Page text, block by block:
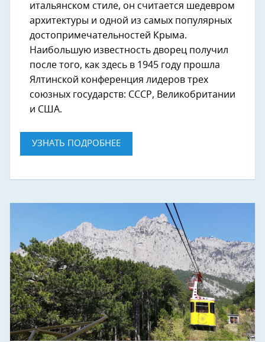
итальянском стиле, он считается шедевром
архитектуры и одной из самых популярных
достопримечательностей Крыма.
Наибольшую известность дворец получил
после того, как здесь в 1945 году прошла
Ялтинской конференция лидеров трех
союзных государств: СССР, Великобритании
и США.
УЗНАТЬ ПОДРОБНЕЕ